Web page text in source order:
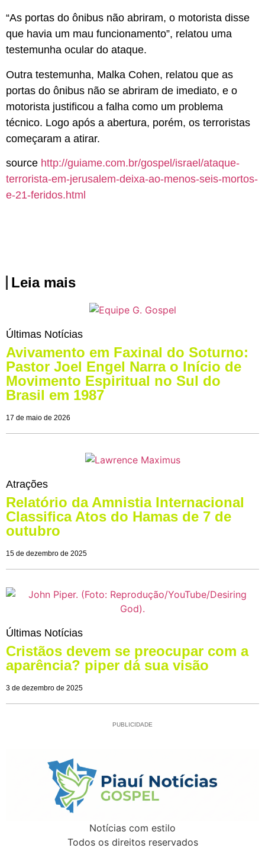
“As portas do ônibus não abriram, o motorista disse
que havia um mau funcionamento”, relatou uma
testemunha ocular do ataque.
Outra testemunha, Malka Cohen, relatou que as
portas do ônibus não se abriram de imediato, e o
motorista justificou a falha como um problema
técnico. Logo após a abertura, porém, os terroristas
começaram a atirar.
source http://guiame.com.br/gospel/israel/ataque-
terrorista-em-jerusalem-deixa-ao-menos-seis-mortos-
e-21-feridos.html
Leia mais
Últimas Notícias
Avivamento em Faxinal do Soturno:
Pastor Joel Engel Narra o Início de
Movimento Espiritual no Sul do
Brasil em 1987
17 de maio de 2026
Atrações
Relatório da Amnistia Internacional
Classifica Atos do Hamas de 7 de
outubro
15 de dezembro de 2025
Últimas Notícias
Cristãos devem se preocupar com a
aparência? piper dá sua visão
3 de dezembro de 2025
PUBLICIDADE
Notícias com estilo
Todos os direitos reservados